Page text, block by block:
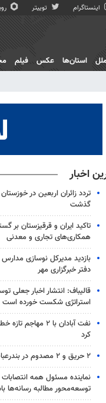
اینستاگرام توییتر
استان‌ها عکس فیلم
اخبار
گذشت
تاکید ایران و قرقیزستان بر
همکاری‌های تجاری و معدنی
بازدید مدیرکل نوسازی مدارس
دفتر خبرگزاری مهر
قالیباف: انتشار اخبار جعلی
استراتژی شکست خورده است
نفت آبادان با ۲
کرد
۲ حریق و ۲ مصدوم در بندرعباس
نماینده مسئول همه
توسعه‌محور مطالبه رسانه‌ها